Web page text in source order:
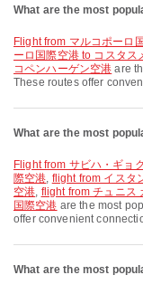
What are the most
flight from マルコポーロ
ーロ国際空港 to コスタス
コペンハーゲン空港 are
These routes offer
What are the most
flight from サビハ・ギョクチェン国際空港 to カサブランカ ムハンマド5世国
際空港, flight from イスタ
空港, flight from チュニス
国際空港 are the most
offer convenient
What are the most